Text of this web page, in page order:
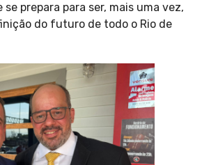
prepara para ser, mais uma vez,
do futuro de todo o Rio de